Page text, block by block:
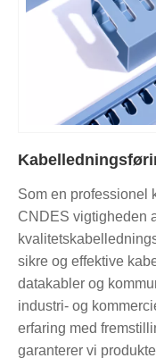
Som en professionel
CNDES vigtigheden
sikre og effektive
datakabler og
industri- og
erfaring med
garanterer vi